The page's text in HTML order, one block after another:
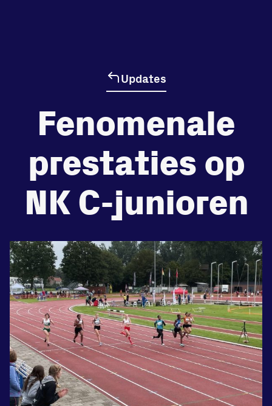
tegenstander
Prestaties op afstanden
zet je samen
Running
Zet een personal record
in onze gym
Fitness
Updates
Fenomenale
prestaties op
NK C-junioren